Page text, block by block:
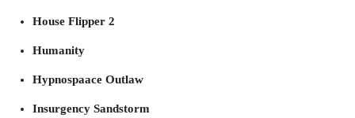
House Flipper 2
Humanity
Hypnospaace Outlaw
Insurgency Sandstorm